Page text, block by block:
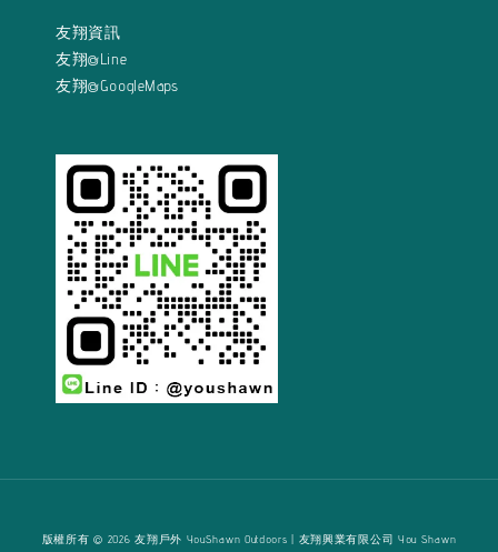
友翔資訊
友翔@Line
友翔@GoogleMaps
版權所有 © 2026 友翔戶外 YouShawn Outdoors | 友翔興業有限公司 You Shawn